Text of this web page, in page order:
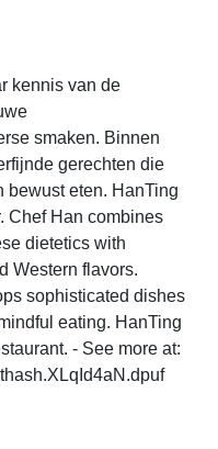
kennis van de
smaken. Binnen
gerechten die
bewust eten. HanTing
Chef Han combines
dietetics with
Western flavors.
sophisticated dishes
eating. HanTing
- See more at: